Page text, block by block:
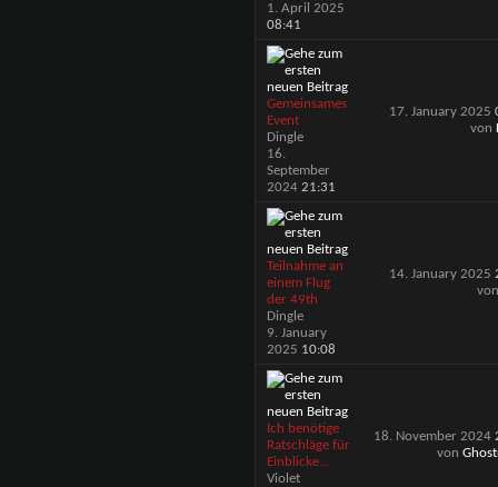
1. April 2025
08:41
Gemeinsames
Event
Dingle
16.
September
2024 21:31
17. January 2025
von
Teilnahme an
einem Flug
der 49th
Dingle
9. January
2025 10:08
14. January 2025
Ich benötige
Ratschläge für
Einblicke...
Violet
18. November 2024
von